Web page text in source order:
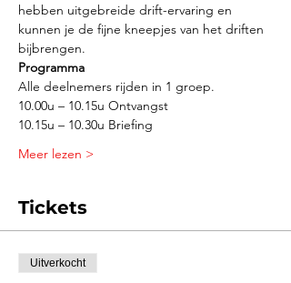
hebben uitgebreide drift-ervaring en
kunnen je de fijne kneepjes van het driften
bijbrengen.
Programma
Alle deelnemers rijden in 1 groep.
10.00u – 10.15u Ontvangst
10.15u – 10.30u Briefing
Meer lezen >
Tickets
Uitverkocht